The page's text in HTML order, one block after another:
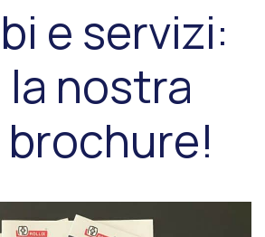
e servizi:
nostra